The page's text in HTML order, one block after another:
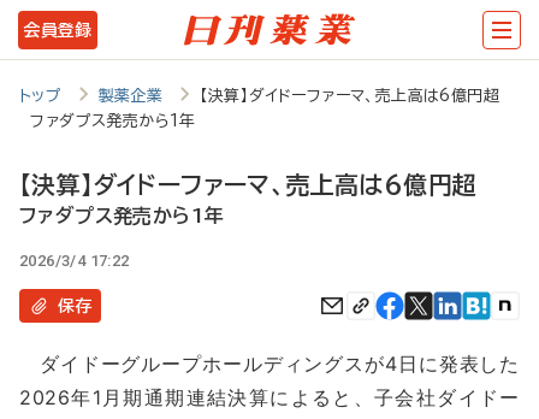
メ
イ
テ
ツ
に
動
会員登録
トップ 製薬企業
【決算】ダイドーファーマ、売上高は6億円超
ファダプス発売から1年
【決算】ダイドーファーマ、売上高は6億円超
ファダプス発売から1年
2026/3/4 17:22
保存
ダイドーグループホールディングスが4日に発表した
2026年1月期通期連結決算によると、子会社ダイドー